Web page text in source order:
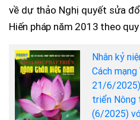
về dự thảo Nghị quyết sửa
Hiến pháp năm 2013 theo
Nhân kỷ
Cách
21/6/
triển Nông
(6/2025)